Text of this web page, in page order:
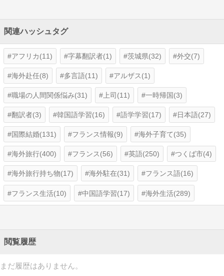
関連ハッシュタグ
アフリカ(11) 字幕翻訳者(1) 茨城県(32) 外交(7)
海外赴任(8) 多言語(11) アルザス(1)
職場の人間関係悩み(31) 上司(11) 一時帰国(3)
翻訳者(3) 韓国語学習(16) 語学学習(17) 日本語(27)
国際結婚(131) フランス情報(9) 海外子育て(35)
海外旅行(400) フランス(56) 英語(250) つくば市(4)
海外旅行持ち物(17) 海外駐在(31) フランス語(16)
フランス生活(10) 中国語学習(17) 海外生活(289)
閲覧履歴
まだ履歴はありません。